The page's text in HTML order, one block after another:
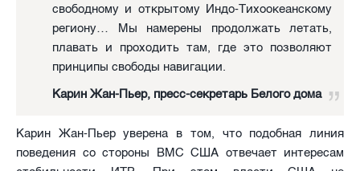
свободному и открытому Индо-Тихоокеанскому
региону… Мы намерены продолжать летать,
плавать и проходить там, где это позволяют
принципы свободы навигации.
Карин Жан-Пьер, пресс-секретарь Белого дома
Карин Жан-Пьер уверена в том, что подобная линия
поведения со стороны ВМС США отвечает интересам